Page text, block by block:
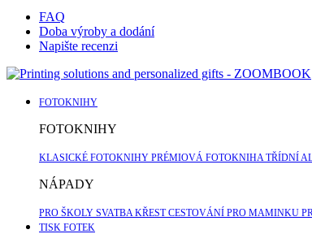
FAQ
Doba výroby a dodání
Napište recenzi
FOTOKNIHY
FOTOKNIHY
KLASICKÉ FOTOKNIHY PRÉMIOVÁ FOTOKNIHATŘÍDNÍ
NÁPADY
PRO ŠKOLY SVATBAKŘESTCESTOVÁNÍ PRO MAMINKU
TISK FOTEK